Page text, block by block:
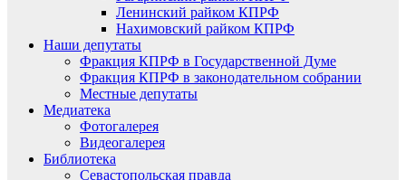
Ленинский райком КПРФ
Нахимовский райком КПРФ
Наши депутаты
Фракция КПРФ в Государственной Думе
Фракция КПРФ в законодательном собрании
Местные депутаты
Медиатека
Фотогалерея
Видеогалерея
Библиотека
Севастопольская правда